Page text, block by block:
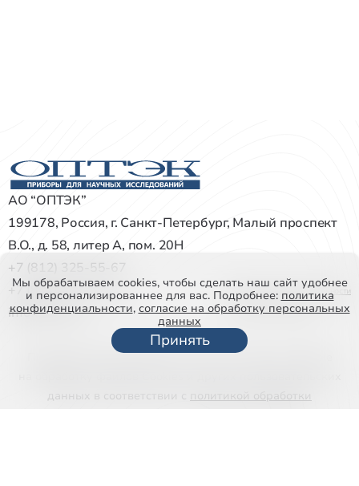
АО “ОПТЭК”
199178, Россия, г. Санкт-Петербург, Малый проспект
В.О., д. 58, литер А, пом. 20Н
+7 (812) 325-55-67
+7 (812) 327-72-22
info@optec.ru
Политика конфиденциальности
Все права защищены
Продолжая использовать наш сайт, вы даете согласие
данных в соответствии с
политикой обработки
Мы обрабатываем cookies, чтобы сделать наш сайт удобнее
и персонализированнее для вас. Подробнее: политика
конфиденциальности, согласие на обработку персональных
данных
Принять